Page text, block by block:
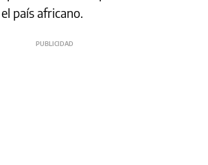
país africano.